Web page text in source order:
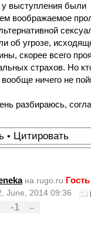
выступления были
воображаемое
об угрозе,
скорее всего
страхов. Но
ничего не
разбираюсь,
• Цитировать
на rugo.ru Гость
June, 2014 09:36
-1 –